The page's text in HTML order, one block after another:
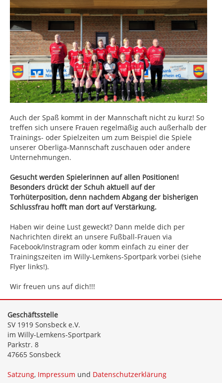
Auch der Spaß kommt in der Mannschaft nicht zu kurz! So
treffen sich unsere Frauen regelmäßig auch außerhalb der
Trainings- oder Spielzeiten um zum Beispiel die Spiele
unserer Oberliga-Mannschaft zuschauen oder andere
Unternehmungen.
Gesucht werden Spielerinnen auf allen Positionen!
Besonders drückt der Schuh aktuell auf der
Torhüterposition, denn nachdem Abgang der bisherigen
Schlussfrau hofft man dort auf Verstärkung.
Haben wir deine Lust geweckt? Dann melde dich per
Nachrichten direkt an unsere Fußball-Frauen via
Facebook/Instragram oder komm einfach zu einer der
Trainingszeiten im Willy-Lemkens-Sportpark vorbei (siehe
Flyer links!).
Wir freuen uns auf dich!!!
Geschäftsstelle
SV 1919 Sonsbeck e.V.
im Willy-Lemkens-Sportpark
Parkstr. 8
47665 Sonsbeck
Satzung, Impressum und Datenschutzerklärung